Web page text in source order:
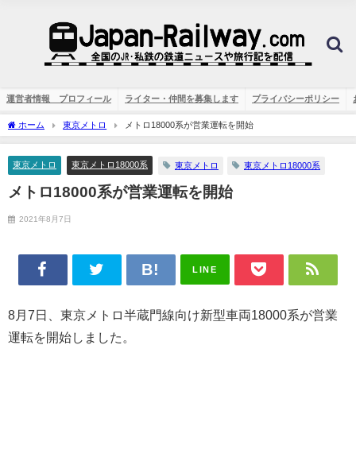
運営者情報 プロフィール ライター・仲間を募集します プライバシーポリシー
ホーム 東京メトロ メトロ18000系が営業運転を開始
東京メトロ 東京メトロ18000系 東京メトロ 東京メトロ18000系
メトロ18000系が営業運転を開始
2021年8月7日
LINE
8月7日、東京メトロ半蔵門線向け新型車両18000系が営業
運転を開始しました。